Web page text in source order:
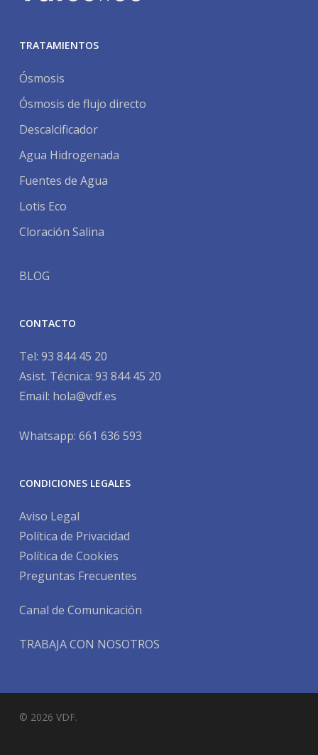
TRATAMIENTOS
Ósmosis
Ósmosis de flujo directo
Descalcificador
Agua Hidrogenada
Fuentes de Agua
Lotis Eco
Cloración Salina
BLOG
CONTACTO
Tel: 93 844 45 20
Asist. Técnica: 93 844 45 20
Email: hola@vdf.es
Whatsapp: 661 636 593
CONDICIONES LEGALES
Aviso Legal
Política de Privacidad
Política de Cookies
Preguntas Frecuentes
Canal de Comunicación
TRABAJA CON NOSOTROS
© 2026 VDF.